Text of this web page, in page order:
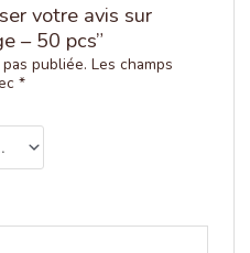
votre avis sur
– 50 pcs”
publiée. Les champs
*